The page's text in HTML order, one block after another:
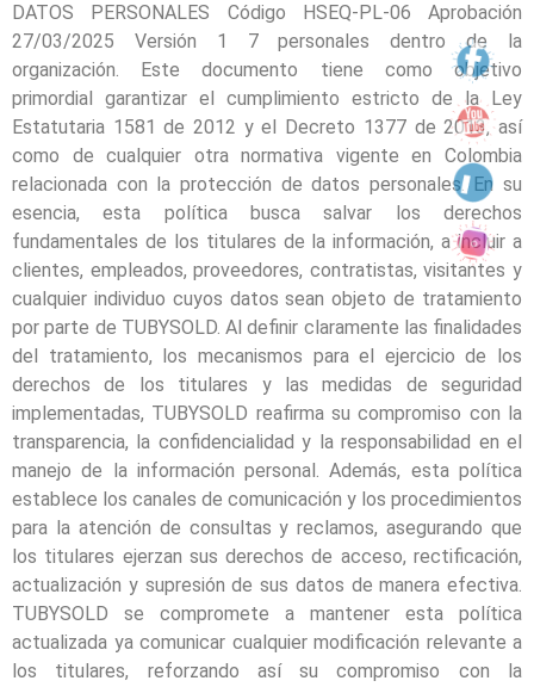
DATOS PERSONALES Código HSEQ-PL-06 Aprobación
27/03/2025 Versión 1 7 personales dentro de la
organización. Este documento tiene como objetivo
primordial garantizar el cumplimiento estricto de la Ley
Estatutaria 1581 de 2012 y el Decreto 1377 de 2013, así
como de cualquier otra normativa vigente en Colombia
relacionada con la protección de datos personales. En su
esencia, esta política busca salvar los derechos
fundamentales de los titulares de la información, a incluir a
clientes, empleados, proveedores, contratistas, visitantes y
cualquier individuo cuyos datos sean objeto de tratamiento
por parte de TUBYSOLD. Al definir claramente las finalidades
del tratamiento, los mecanismos para el ejercicio de los
derechos de los titulares y las medidas de seguridad
implementadas, TUBYSOLD reafirma su compromiso con la
transparencia, la confidencialidad y la responsabilidad en el
manejo de la información personal. Además, esta política
establece los canales de comunicación y los procedimientos
para la atención de consultas y reclamos, asegurando que
los titulares ejerzan sus derechos de acceso, rectificación,
actualización y supresión de sus datos de manera efectiva.
TUBYSOLD se compromete a mantener esta política
actualizada ya comunicar cualquier modificación relevante a
los titulares, reforzando así su compromiso con la